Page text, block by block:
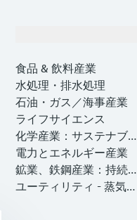
食品 & 飲料産業
水処理・排水処理
石油・ガス／海事産業
ライフサイエンス
化学産業：サステナブル
な成功のパートナー
電力とエネルギー産業
鉱業、鉄鋼産業：持続可
能な未来を引き出す
ユーティリティ - 蒸気ソ